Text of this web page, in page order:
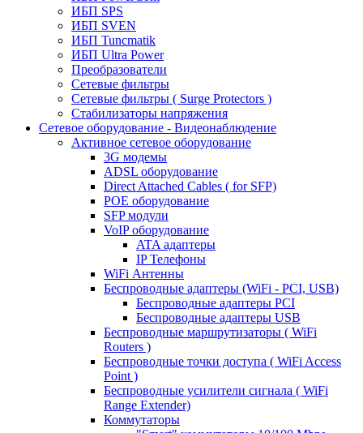
ИБП SPS
ИБП SVEN
ИБП Tuncmatik
ИБП Ultra Power
Преобразователи
Сетевые фильтры
Сетевые фильтры ( Surge Protectors )
Стабилизаторы напряжения
Сетевое оборудование - Видеонаблюдение
Активное сетевое оборудование
3G модемы
ADSL оборудование
Direct Attached Cables ( for SFP)
POE оборудование
SFP модули
VoIP оборудование
ATA адаптеры
IP Телефоны
WiFi Антенны
Беспроводные адаптеры (WiFi - PCI, USB)
Беспроводные адаптеры PCI
Беспроводные адаптеры USB
Беспроводные маршрутизаторы ( WiFi
Routers )
Беспроводные точки доступа ( WiFi Access
Point )
Беспроводные усилители сигнала ( WiFi
Range Extender)
Коммутаторы